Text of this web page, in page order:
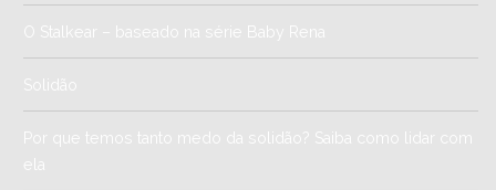
O Stalkear – baseado na série Baby Rena
Solidão
Por que temos tanto medo da solidão? Saiba como lidar com
ela